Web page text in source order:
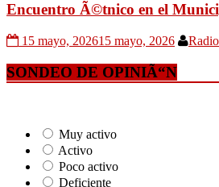
Encuentro Ã©tnico en el
15 mayo, 202615 mayo, 2026
SONDEO DE OPINIÃ“N
Muy activo
Activo
Poco activo
Deficiente